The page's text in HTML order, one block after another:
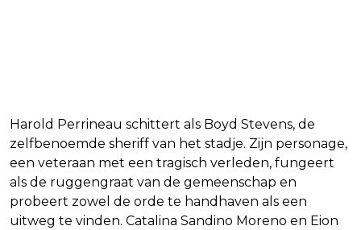
Harold Perrineau schittert als Boyd Stevens, de
zelfbenoemde sheriff van het stadje. Zijn personage,
een veteraan met een tragisch verleden, fungeert
als de ruggengraat van de gemeenschap en
probeert zowel de orde te handhaven als een
uitweg te vinden. Catalina Sandino Moreno en Eion